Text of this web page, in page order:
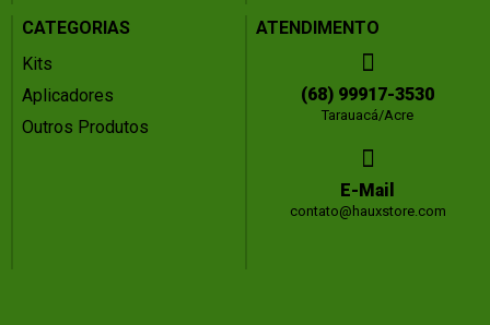
CATEGORIAS
Kits
Aplicadores
Outros Produtos
ATENDIMENTO
(68) 99917-3530
Tarauacá/Acre
E-Mail
contato@hauxstore.com